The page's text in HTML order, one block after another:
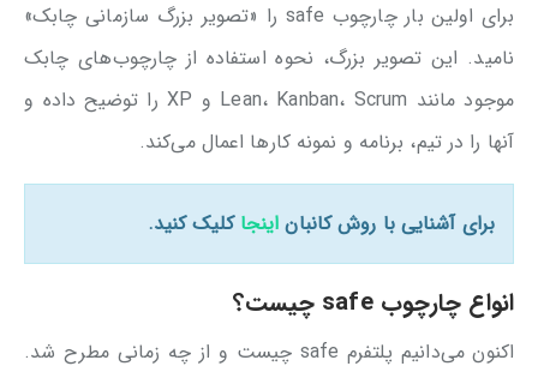
برای اولین بار چارچوب safe را «تصویر بزرگ سازمانی چابک»
نامید. این تصویر بزرگ، نحوه استفاده از چارچوب‌های چابک
موجود مانند Lean، Kanban، Scrum و XP را توضیح داده و
آنها را در تیم، برنامه و نمونه کارها اعمال می‌کند.
برای آشنایی با روش کانبان اینجا کلیک کنید.
انواع چارچوب safe چیست؟
اکنون می‌دانیم پلتفرم safe چیست و از چه زمانی مطرح شد.